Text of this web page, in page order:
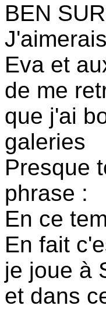
BEN
Eva et
de me
que j'ai
galeries
Presque
phrase :
En ce
En fait
je joue à
et dans